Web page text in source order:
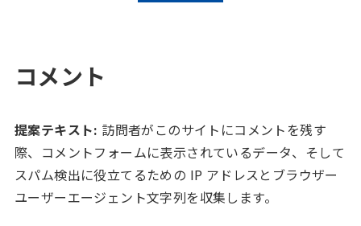
コメント
提案テキスト: 訪問者がこのサイトにコメントを残す
際、コメントフォームに表示されているデータ、そして
スパム検出に役立てるための IP アドレスとブラウザー
ユーザーエージェント文字列を収集します。